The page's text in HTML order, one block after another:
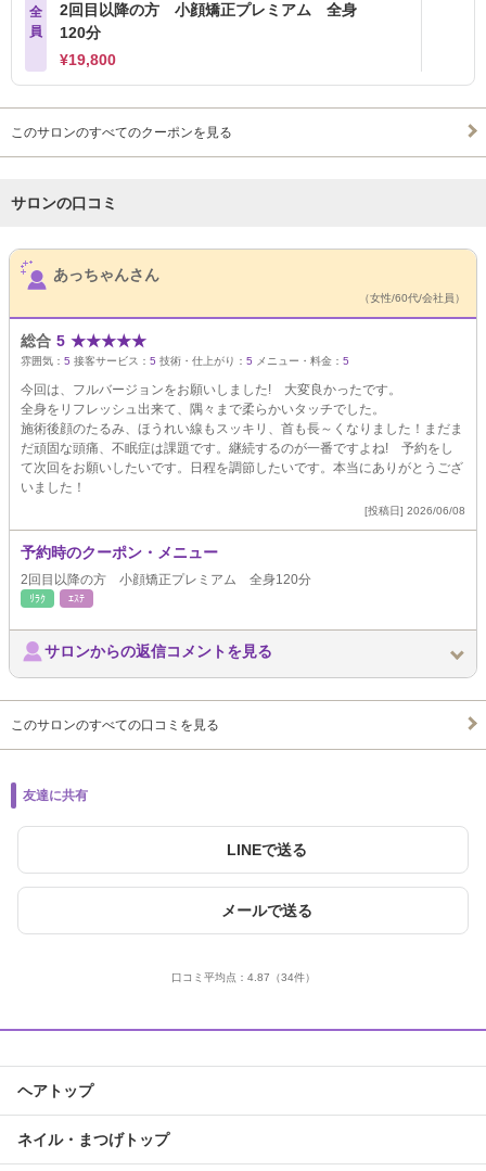
全
員
2回目以降の方 小顔矯正プレミアム 全身
120分
¥19,800
このサロンのすべてのクーポンを見る
サロンの口コミ
サロンPick Up
あっちゃんさん
（女性/60代/会社員）
総合 5 ★★★★★
雰囲気： 5 接客サービス： 5 技術・仕上がり： 5 メニュー・料金： 5
今回は、フルバージョンをお願いしました! 大変良かったです。
全身をリフレッシュ出来て、隅々まで柔らかいタッチでした。
施術後顔のたるみ、ほうれい線もスッキリ、首も長～くなりました！まだま
だ頑固な頭痛、不眠症は課題です。継続するのが一番ですよね! 予約をし
て次回をお願いしたいです。日程を調節したいです。本当にありがとうござ
いました！
[投稿日] 2026/06/08
予約時のクーポン・メニュー
2回目以降の方 小顔矯正プレミアム 全身120分
ﾘﾗｸ ｴｽﾃ
サロンからの返信コメントを見る
このサロンのすべての口コミを見る
友達に共有
LINEで送る
メールで送る
口コミ平均点： 4.87 （34件）
ヘアトップ
ネイル・まつげトップ